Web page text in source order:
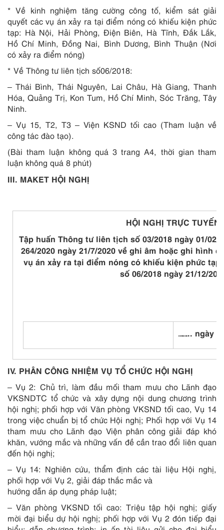
* Về kinh nghiệm tăng cường công tố, kiểm sát giải
quyết các vụ án xảy ra tại điểm nóng có khiếu kiện phức
tạp: Hà Nội, Hải Phòng, Điện Biên, Hà Tĩnh, Đắk Lắk,
Hồ Chí Minh, Đồng Nai, Bình Dương, Bình Thuận (Nơi
có xảy ra điểm nóng)
* Về Thông tư liên tịch số06/2018:
– Thái Bình, Thái Nguyên, Lai Châu, Hà Giang, Thanh
Hóa, Quảng Trị, Kon Tum, Hồ Chí Minh, Sóc Trăng, Tây
Ninh.
– Vụ 15, T2, T3 – Viện KSND tối cao (Tham luận về
công tác đào tạo).
(Bài tham luận không quá 3 trang A4, thời gian tham
luận không quá 8 phút)
III. MAKET HỘI NGHỊ
HỘI NGHỊ TRỰC TUYẾN
Tập huấn Thông tư liên tịch số 03/2018 ngày 01/
264/2020 ngày 21/7/2020 về ghi âm hoặc ghi hình
vụ án xảy ra tại điểm nóng có khiếu kiện phức
số 06/2018 ngày 21/12/
…….. ngày
IV. PHÂN CÔNG NHIỆM VỤ TỔ CHỨC HỘI NGHỊ
–Vụ 2: Chủ trì, làm đầu mối tham mưu cho Lãnh đạo
VKSNDTC tổ chức và xây dựng nội dung chương trình
hội nghị; phối hợp với Văn phòng VKSND tối cao, Vụ 14
trong việc chuẩn bị tổ chức Hội nghị; Phối hợp với Vụ 14
tham mưu cho Lãnh đạo Viện phân công giải đáp khó
khăn, vướng mắc và những vấn đề cần trao đổi liên quan
đến hội nghị;
– Vụ 14: Nghiên cứu, thẩm định các tài liệu Hội nghị,
phối hợp với Vụ 2, giải đáp thắc mắc và
hướng dẫn áp dụng pháp luật;
– Văn phòng VKSND tối cao: Triệu tập hội nghị; giấy
mời đại biểu dự hội nghị; phối hợp với Vụ 2 đón tiếp đại